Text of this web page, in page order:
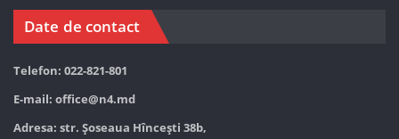
Date de contact
Telefon: 022-821-801
E-mail: office@n4.md
Adresa: str. Șoseaua Hînceşti 38b,